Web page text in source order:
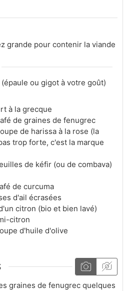
grande pour contenir la viande
ou gigot à votre goût)
à la grecque
de graines de fenugrec
de harissa à la rose (la
trop forte, c'est la marque
de kéfir (ou de combava)
de curcuma
d'ail écrasées
citron (bio et bien lavé)
citron
d'huile d'olive
graines de fenugrec quelques